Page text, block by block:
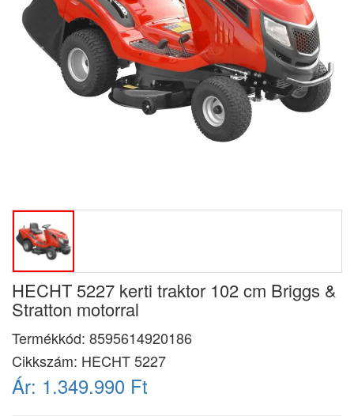
HECHT 5227 kerti traktor 102 cm Briggs &
Stratton motorral
Termékkód: 8595614920186
Cikkszám: HECHT 5227
Ár: 1.349.990 Ft